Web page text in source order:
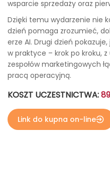
wsparcie sprzedaży oraz
Dzięki temu wydarzenie nie
dzień pomaga zrozumieć,
erze AI. Drugi dzień
w praktyce – krok po kroku,
zespołów marketingowych
pracą operacyjną.
KOSZT UCZESTNICTWA:
Link do kupna on-line